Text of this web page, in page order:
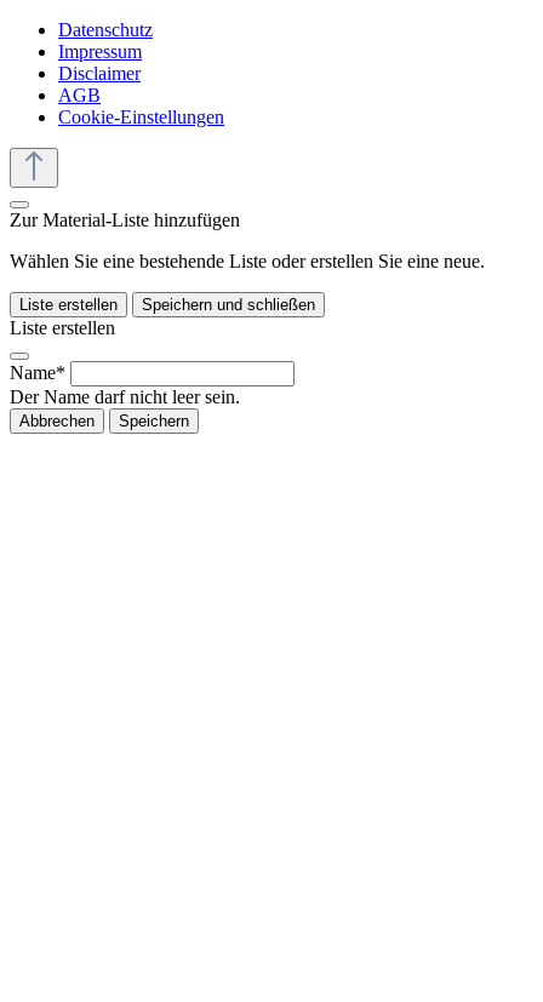
Datenschutz
Impressum
Disclaimer
AGB
Cookie-Einstellungen
Zur Material-Liste hinzufügen
Wählen Sie eine bestehende Liste oder erstellen Sie eine neue.
Liste erstellen Speichern und schließen
Liste erstellen
Name*
Der Name darf nicht leer sein.
Abbrechen Speichern